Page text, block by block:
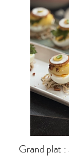
Grand plat